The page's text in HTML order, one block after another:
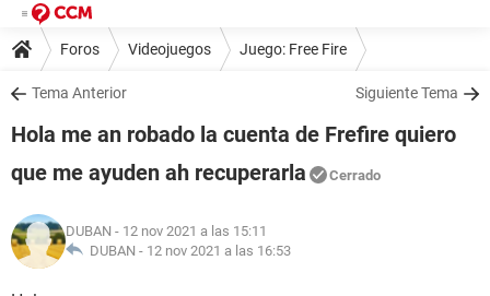
Foros Videojuegos Juego: Free Fire
Tema Anterior Siguiente Tema
Hola me an robado la cuenta de Frefire quiero
que me ayuden ah recuperarla
Cerrado
DUBAN - 12 nov 2021 a las 15:11
DUBAN - 12 nov 2021 a las 16:53